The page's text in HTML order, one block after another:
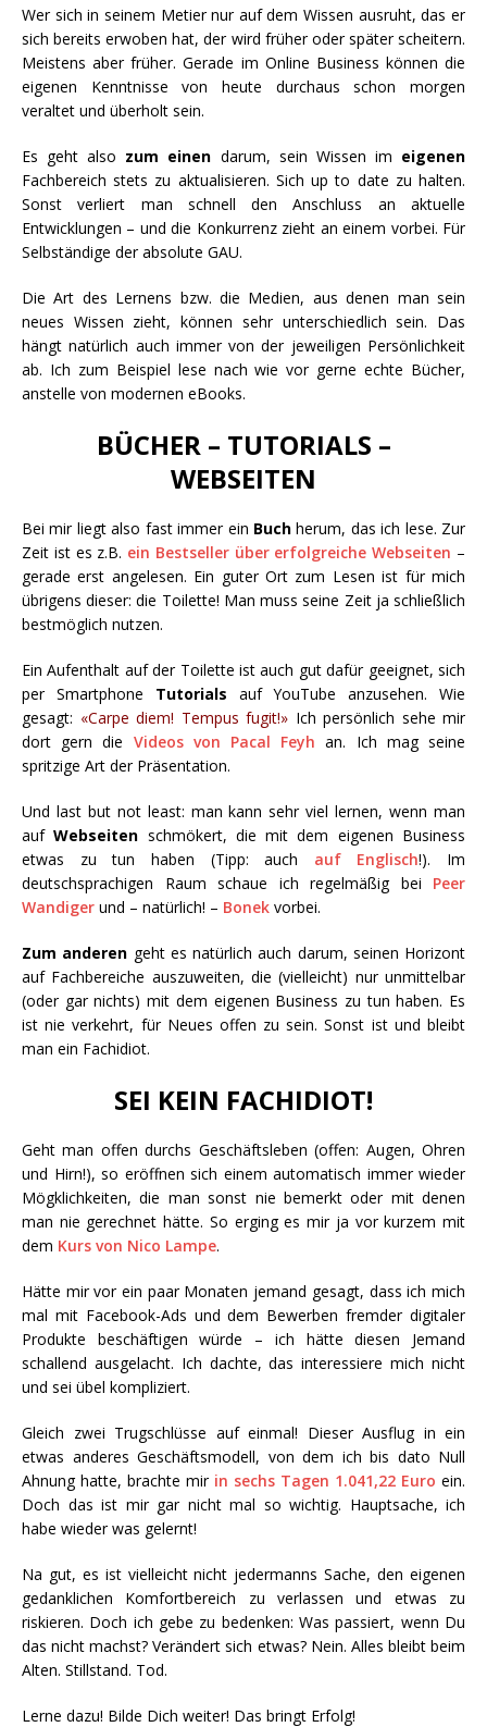
Wer sich in seinem Metier nur auf dem Wissen ausruht, das er
sich bereits erwoben hat, der wird früher oder später scheitern.
Meistens aber früher. Gerade im Online Business können die
eigenen Kenntnisse von heute durchaus schon morgen
veraltet und überholt sein.
Es geht also zum einen darum, sein Wissen im eigenen
Fachbereich stets zu aktualisieren. Sich up to date zu halten.
Sonst verliert man schnell den Anschluss an aktuelle
Entwicklungen – und die Konkurrenz zieht an einem vorbei. Für
Selbständige der absolute GAU.
Die Art des Lernens bzw. die Medien, aus denen man sein
neues Wissen zieht, können sehr unterschiedlich sein. Das
hängt natürlich auch immer von der jeweiligen Persönlichkeit
ab. Ich zum Beispiel lese nach wie vor gerne echte Bücher,
anstelle von modernen eBooks.
BÜCHER – TUTORIALS –
WEBSEITEN
Bei mir liegt also fast immer ein Buchherum, das ich lese. Zur
Zeit ist es z.B. ein Bestseller über erfolgreiche Webseiten –
gerade erst angelesen. Ein guter Ort zum Lesen ist für mich
übrigens dieser: die Toilette! Man muss seine Zeit ja schließlich
bestmöglich nutzen.
Ein Aufenthalt auf der Toilette ist auch gut dafür geeignet, sich
per Smartphone Tutorials auf YouTube anzusehen. Wie
gesagt: «Carpe diem! Tempus fugit!» Ich persönlich sehe mir
dort gern die Videos von Pacal Feyh an. Ich mag seine
spritzige Art der Präsentation.
Und last but not least: man kann sehr viel lernen, wenn man
aufWebseiten schmökert, die mit dem eigenen Business
etwas zu tun haben (Tipp: auch auf Englisch!). Im
deutschsprachigen Raum schaue ich regelmäßig bei Peer
Wandiger und – natürlich! – Bonek vorbei.
Zum anderen geht es natürlich auch darum, seinen Horizont
auf Fachbereiche auszuweiten, die (vielleicht) nur unmittelbar
(oder gar nichts) mit dem eigenen Business zu tun haben. Es
ist nie verkehrt, für Neues offen zu sein. Sonst ist und bleibt
man ein Fachidiot.
SEI KEIN FACHIDIOT!
Geht man offen durchs Geschäftsleben (offen: Augen, Ohren
und Hirn!), so eröffnen sich einem automatisch immer wieder
Mögklichkeiten, die man sonst nie bemerkt oder mit denen
man nie gerechnet hätte. So erging es mir ja vor kurzem mit
dem Kurs von Nico Lampe.
Hätte mir vor ein paar Monaten jemand gesagt, dass ich mich
mal mit Facebook-Ads und dem Bewerben fremder digitaler
Produkte beschäftigen würde – ich hätte diesen Jemand
schallend ausgelacht. Ich dachte, das interessiere mich nicht
und sei übel kompliziert.
Gleich zwei Trugschlüsse auf einmal! Dieser Ausflug in ein
etwas anderes Geschäftsmodell, von dem ich bis dato Null
Ahnung hatte, brachte mir in sechs Tagen 1.041,22 Euro ein.
Doch das ist mir gar nicht mal so wichtig. Hauptsache, ich
habe wieder was gelernt!
Na gut, es ist vielleicht nicht jedermanns Sache, den eigenen
gedanklichen Komfortbereich zu verlassen und etwas zu
riskieren. Doch ich gebe zu bedenken: Was passiert, wenn Du
das nicht machst? Verändert sich etwas? Nein. Alles bleibt beim
Alten. Stillstand. Tod.
Lerne dazu! Bilde Dich weiter! Das bringt Erfolg!